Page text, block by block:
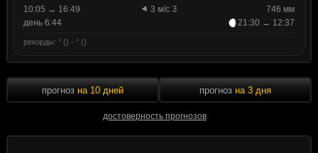
10:05 → 16:49
3 м/с З
746 мм
день 6:44
21:30 → 12:37
рекорды: ° () · ° ()
прогноз на 10 дней
достоверность прогнозов
прогноз на 3 дня